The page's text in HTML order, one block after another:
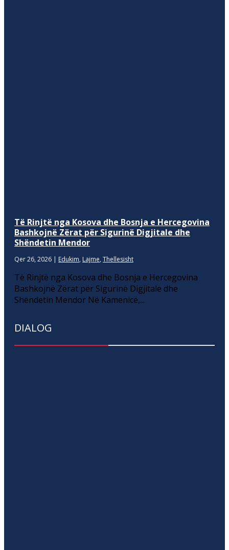
Të Rinjtë nga Kosova dhe Bosnja e Hercegovina
Bashkojnë Zërat për Sigurinë Digjitale dhe
Shëndetin Mendor
Qer 26, 2026 | Edukim, Lajme, Thellesisht
Të Rinjtë nga Kosova dhe Bosnja e Hercegovina
Bashkojnë Zërat për Sigurinë Digjitale dhe
Shëndetin Mendor Në Kamenicë,...
DIALOG